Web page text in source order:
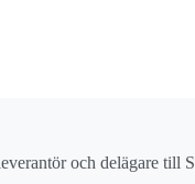
och delägare till